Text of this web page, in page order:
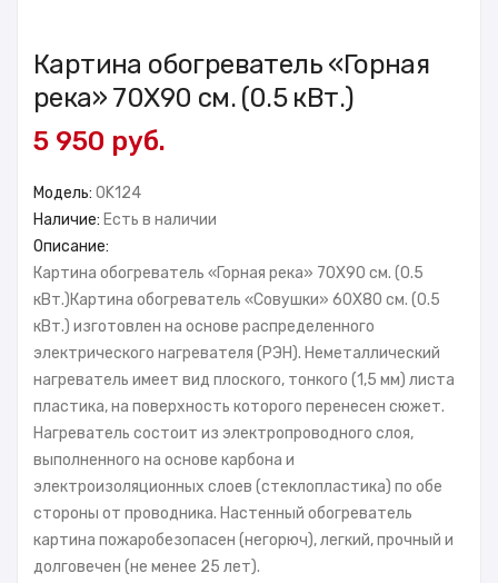
Картина обогреватель «Горная
река» 70X90 см. (0.5 кВт.)
5 950 руб.
Модель: OK124
Наличие: Есть в наличии
Описание:
Картина обогреватель «Горная река» 70X90 см. (0.5
кВт.)Картина обогреватель «Cовушки» 60X80 см. (0.5
кВт.) изготовлен на основе распределенного
электрического нагревателя (РЭН). Неметаллический
нагреватель имеет вид плоского, тонкого (1,5 мм) листа
пластика, на поверхность которого перенесен сюжет.
Нагреватель состоит из электропроводного слоя,
выполненного на основе карбона и
электроизоляционных слоев (стеклопластика) по обе
стороны от проводника. Настенный обогреватель
картина пожаробезопасен (негорюч), легкий, прочный и
долговечен (не менее 25 лет).